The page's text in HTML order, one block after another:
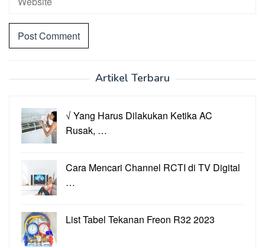
Artikel Terbaru
√ Yang Harus Dilakukan Ketika AC
Rusak, …
Cara Mencari Channel RCTI di TV Digital
…
List Tabel Tekanan Freon R32 2023